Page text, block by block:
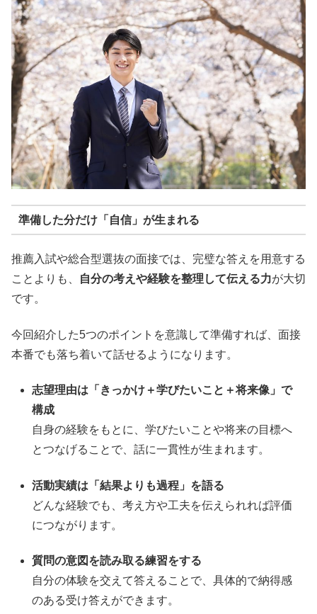
準備した分だけ「自信」が生まれる
推薦入試や総合型選抜の面接では、完璧な答えを用意する
ことよりも、
自分の考えや経験を整理して伝える力が大切
です。
今回紹介した5つのポイントを意識して準備すれば、面接
本番でも落ち着いて話せるようになります。
志望理由は「きっかけ＋学びたいこと＋将来像」で
構成
自身の経験をもとに、学びたいことや将来の目標へ
とつなげることで、話に一貫性が生まれます。
活動実績は「結果よりも過程」を語る
どんな経験でも、考え方や工夫を伝えられれば評価
につながります。
質問の意図を読み取る練習をする
自分の体験を交えて答えることで、具体的で納得感
のある受け答えができます。